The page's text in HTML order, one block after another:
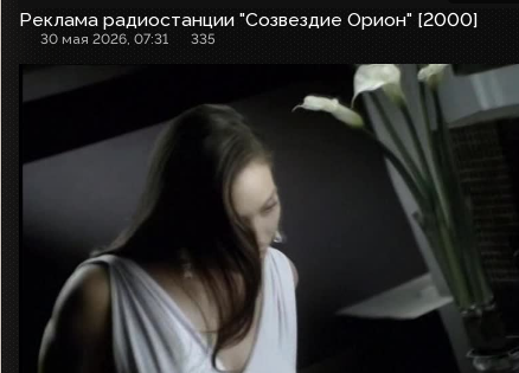
Реклама радиостанции "Созвездие Орион" [2000]
30 мая 2026, 07:31 335